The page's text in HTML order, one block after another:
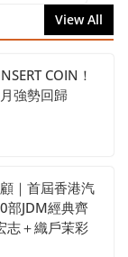
View All
COIN！
強勢回歸
｜首屆香港汽
部JDM經典齊
志＋織戶茉彩